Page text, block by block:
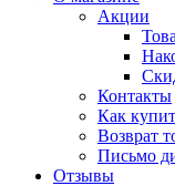
Акции
Контакты
Как
Возврат
Письмо
Отзывы